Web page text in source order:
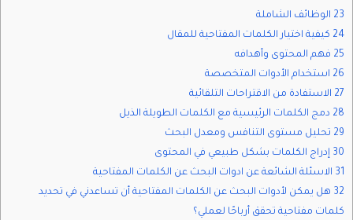
23 الوظائف الشاملة
24 كيفية اختيار الكلمات المفتاحية للمقال
25 فهم المحتوى وأهدافه
26 استخدام الأدوات المتخصصة
27 الاستفادة من الاقتراحات التلقائية
28 دمج الكلمات الرئيسية مع الكلمات الطويلة الذيل
29 تحليل مستوى التنافس ومعدل البحث
30 إدراج الكلمات بشكل طبيعي في المحتوى
31 الاسئلة الشائعة عن ادوات البحث عن الكلمات المفتاحية
32 هل يمكن لأدوات البحث عن الكلمات المفتاحية أن تساعدني في تحديد
كلمات مفتاحية تحقق أرباحًا لعملي؟